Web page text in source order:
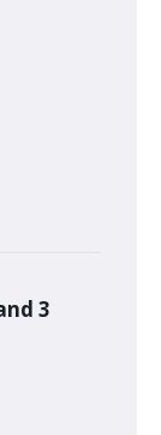
3